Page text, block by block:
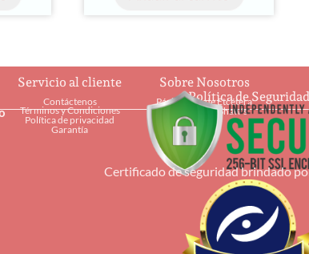
Servicio al cliente
Contáctenos
Términos y Condiciones
Política de privacidad
Garantía
Sobre Nosotros
Página web de Etcétera
Restaurantes Shaw's
Política de Seguridad
Certificado de seguridad brindado